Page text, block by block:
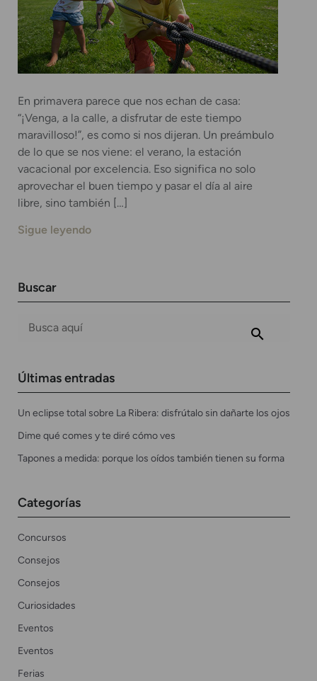
En primavera parece que nos echan de casa:
“¡Venga, a la calle, a disfrutar de este tiempo
maravilloso!”, es como si nos dijeran. Un preámbulo
de lo que se nos viene: el verano, la estación
vacacional por excelencia. Eso significa no solo
aprovechar el buen tiempo y pasar el día al aire
libre, sino también […]
Sigue leyendo
Buscar
Últimas entradas
Un eclipse total sobre La Ribera: disfrútalo sin dañarte los ojos
Dime qué comes y te diré cómo ves
Tapones a medida: porque los oídos también tienen su forma
Categorías
Concursos
Consejos
Consejos
Curiosidades
Eventos
Eventos
Ferias